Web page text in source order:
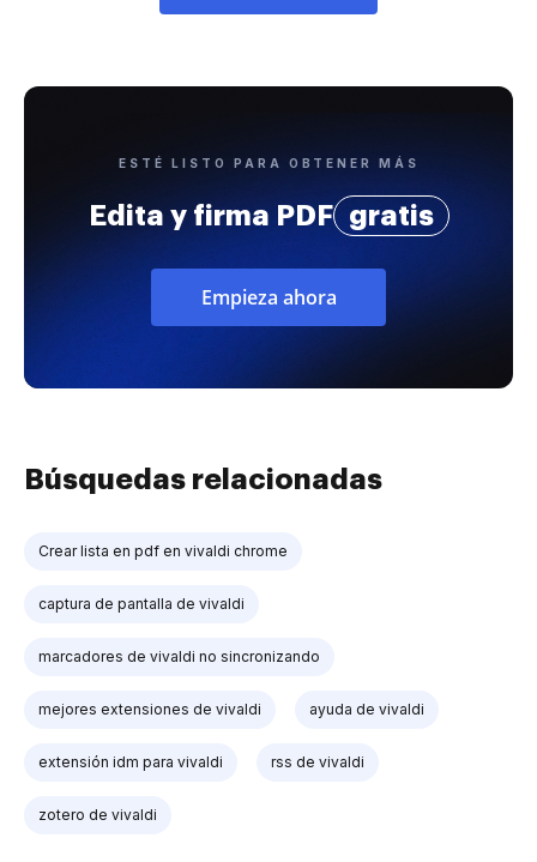
ESTÉ LISTO PARA OBTENER MÁS
Edita y firma PDF gratis
Empieza ahora
Búsquedas relacionadas
Crear lista en pdf en vivaldi chrome
captura de pantalla de vivaldi
marcadores de vivaldi no sincronizando
mejores extensiones de vivaldi ayuda de vivaldi
extensión idm para vivaldi rss de vivaldi
zotero de vivaldi